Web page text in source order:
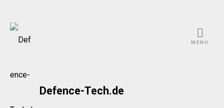
Skip
Defence-Tech.de
MENU